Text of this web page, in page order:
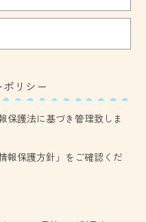
リシー
保護法に基づき管理致しま
報保護方針」をご確認くだ